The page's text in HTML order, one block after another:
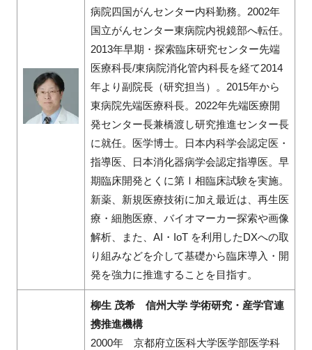
病院四国がんセンター内科勤務。2002年
国立がんセンター東病院内視鏡部へ転任。
2013年早期・探索臨床研究センター先端
医療科長/東病院消化管内科長を経て2014
年より副院長（研究担当）。2015年から
東病院先端医療科長。2022年先端医療開
発センター長兼橋渡し研究推進センター長
に就任。医学博士。日本内科学会認定医・
指導医、日本消化器病学会認定指導医。早
期臨床開発とくに第Ⅰ相臨床試験を実施。
新薬、新規医療技術に加え最近は、再生医
療・細胞医療、バイオマーカー探索や画像
解析、また、AI・IoT を利用したDXへの取
り組みなどを介して基礎から臨床導入・開
発を強力に推進することを目指す。
柳生 茂希 信州大学 学術研究・産学官連
携推進機構
2000年 京都府立医科大学医学部医学科